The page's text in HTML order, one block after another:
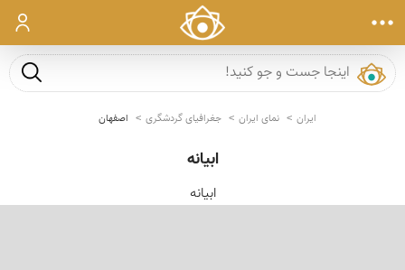
ورود
جست و
ایران نمای ایران جغرافیای گردشگری اصفهان
ابیانه
ابیانه